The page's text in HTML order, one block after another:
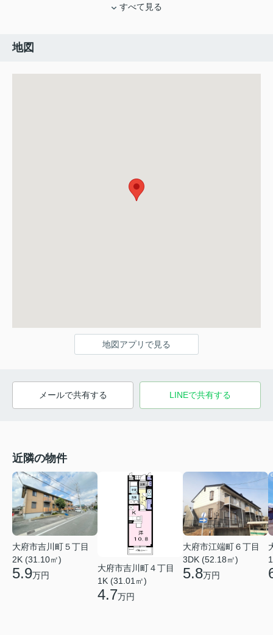
すべて見る
地図
地図アプリで見る
メールで共有する LINEで共有する
近隣の物件
大府市吉川町５丁目
2K (31.10㎡)
5.9万円
大府市吉川町４丁目
1K (31.01㎡)
4.7万円
大府市江端町６丁目
3DK (52.18㎡)
5.8万円